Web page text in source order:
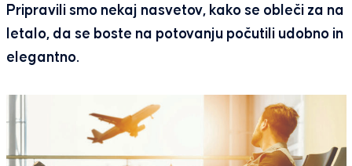
Pripravili smo nekaj nasvetov, kako se obleči za na
letalo, da se boste na potovanju počutili udobno in
elegantno.